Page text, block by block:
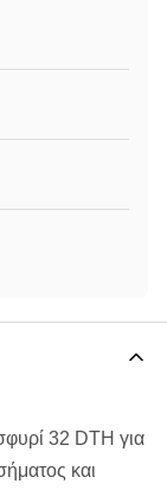
32 DTH για
και